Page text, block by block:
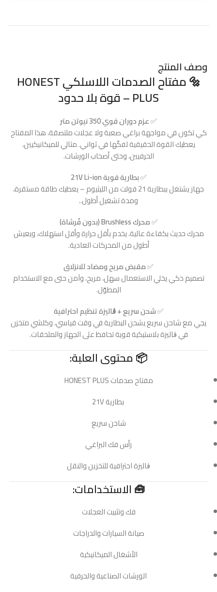
وصف المنتج
🔩 مفتاح الصدمات اللاسلكي HONEST
PLUS – قوة بلا حدود
✅عزم دوران قوي 350 نيوتن متر
كي تكون في مواجهة براغي صعبة ولا عجلات ملتصقة، هذا المفتاح
يعطيك القوة الحقيقية لفكّها في ثواني. مثالي للميكانيكيين،
الحرفيين، وحتى أصحاب الورشات.
✅بطارية قوية 21V Li-ion
جهاز يشتغل ببطارية 21 فولت من الليثيوم – يعطيك طاقة مستقرة،
ومدة تشغيل أطول..
✅محرك Brushless (بدون فُرشاة)
محرك حديث بكفاءة عالية، يخدم بأقل حرارة وأقل استهلاك، ويعيش
أطول من المحركات العادية.
✅مقبض مريح ومضاد للانزلاق
تصميم ذكي يخلي الاستعمال سهل، مريح، وآمن حتى مع الاستخدام
المطوّل.
✅شحن سريع + ڨاليزة تنظيم احترافية
يجي مع شاحن سريع يشحن البطارية في وقت قياسي، وكلشي متخزن
في ڨاليزة بلاستيكية قوية تحافظ على الجهاز والملحقات.
📦 محتوى العلبة:
مفتاح صدمات HONEST PLUS
بطارية 21V
شاحن سريع
رأس فك البراغي
ڨاليزة احترافية للتخزين والنقل
🧰 الاستخدامات:
فك وتثبيت العجلات
صيانة السيارات والدراجات
الأشغال الميكانيكية
الورشات الصناعية والحرفية